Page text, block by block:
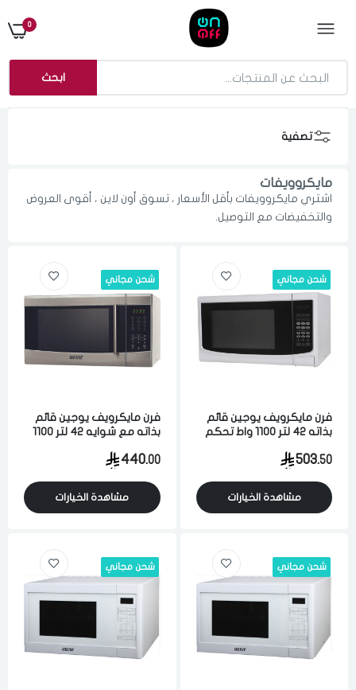
0
ابحث
تصفية
مايكروويفات
اشتري مايكروويفات بأقل الأسعار ، تسوق أون لاين ، أقوى العروض
والتخفيضات مع التوصيل.
شحن مجاني
فرن مايكرويف يوجين قائم
بذاته 42 لتر 1100 واط تحكم
503.50
مشاهدة الخيارات
شحن مجاني
فرن مايكرويف يوجين قائم
بذاته مع شوايه 42 لتر 1100
440.00
مشاهدة الخيارات
شحن مجاني شحن مجاني